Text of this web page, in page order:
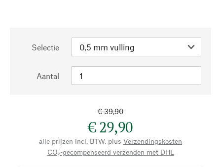
Selectie
Aantal
€ 39,90
€ 29,90
alle prijzen incl. BTW, plus Verzendingskosten
CO₂-gecompenseerd verzenden met DHL